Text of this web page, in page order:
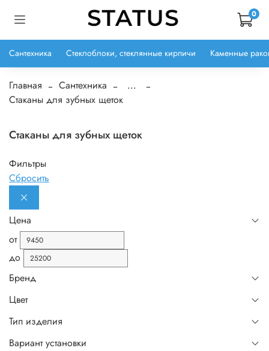
0
Сантехника Стеклоблоки, стеклянные кирпичи Каменные
Главная Сантехника
...
Стаканы для зубных щеток
Стаканы для зубных щеток
Фильтры
Сбросить
Цена
от
до
Бренд
Цвет
Тип изделия
Вариант установки